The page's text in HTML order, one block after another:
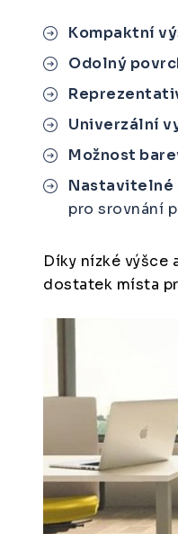
Kompaktní
Odolný
Univerzální
Možnost
Nastavitelné
pro srovnání
Díky nízké
dostatek místa